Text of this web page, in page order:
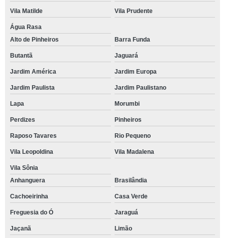
Vila Matilde Vila Prudente
Água Rasa
Alto de Pinheiros
Barra Funda
Butantã Jaguará
Jardim América Jardim Europa
Jardim Paulista Jardim Paulistano
Lapa Morumbi
Perdizes Pinheiros
Raposo Tavares Rio Pequeno
Vila Leopoldina Vila Madalena
Vila Sônia
Anhanguera
Brasilândia
Cachoeirinha Casa Verde
Freguesia do Ó Jaraguá
Jaçanã Limão